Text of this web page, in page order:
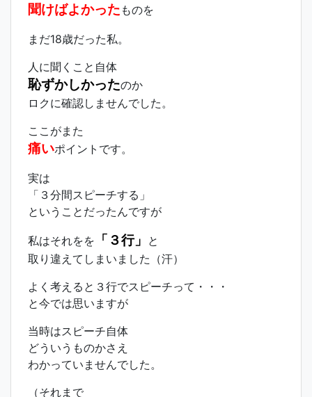
聞けばよかった ものを
まだ18歳だった私。
人に聞くこと自体
恥ずかしかったのか
ロクに確認しませんでした。
ここがまた
痛いポイントです。
実は
「３分間スピーチする」
ということだったんですが
私はそれをを 「３行」 と
取り違えてしまいました（汗）
よく考えると３行でスピーチって・・・
と今では思いますが
当時はスピーチ自体
どういうものかさえ
わかっていませんでした。
（それまで